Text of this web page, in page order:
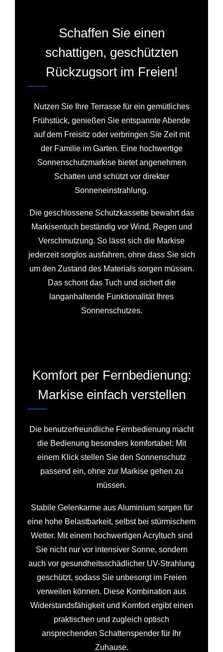
Schaffen Sie einen
schattigen, geschützten
Rückzugsort im Freien!
Nutzen Sie Ihre Terrasse für ein gemütliches
Frühstück, genießen Sie entspannte Abende
auf dem Freisitz oder verbringen Sie Zeit mit
der Familie im Garten. Eine hochwertige
Sonnenschutzmarkise bietet angenehmen
Schatten und schützt vor direkter
Sonneneinstrahlung.
Die geschlossene Schutzkassette bewahrt das
Markisentuch beständig vor Wind, Regen und
Verschmutzung. So lässt sich die Markise
jederzeit sorglos ausfahren, ohne dass Sie sich
um den Zustand des Materials sorgen müssen.
Das schont das Tuch und sichert die
langanhaltende Funktionalität Ihres
Sonnenschutzes.
Komfort per Fernbedienung:
Markise einfach verstellen
Die benutzerfreundliche Fernbedienung macht
die Bedienung besonders komfortabel: Mit
einem Klick stellen Sie den Sonnenschutz
passend ein, ohne zur Markise gehen zu
müssen.
Stabile Gelenkarme aus Aluminium sorgen für
eine hohe Belastbarkeit, selbst bei stürmischem
Wetter. Mit einem hochwertigen Acryltuch sind
Sie nicht nur vor intensiver Sonne, sondern
auch vor gesundheitsschädlicher UV-Strahlung
geschützt, sodass Sie unbesorgt im Freien
verweilen können. Diese Kombination aus
Widerstandsfähigkeit und Komfort ergibt einen
praktischen und zugleich optisch
ansprechenden Schattenspender für Ihr
Zuhause.